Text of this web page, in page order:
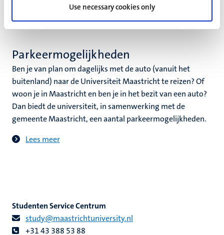
Use necessary cookies only
Parkeermogelijkheden
Ben je van plan om dagelijks met de auto (vanuit het
buitenland) naar de Universiteit Maastricht te reizen? Of
woon je in Maastricht en ben je in het bezit van een auto?
Dan biedt de universiteit, in samenwerking met de
gemeente Maastricht, een aantal parkeermogelijkheden.
Lees meer
Studenten Service Centrum
study@maastrichtuniversity.nl
+31 43 388 53 88